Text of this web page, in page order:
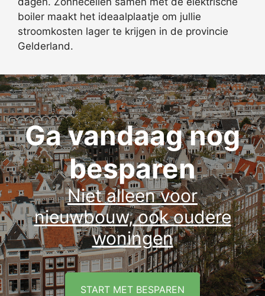
boiler maakt het ideaalplaatje om jullie
stroomkosten lager te krijgen in de provincie
Gelderland.
Ga vandaag nog
besparen
Niet alleen voor
nieuwbouw, ook oudere
woningen
START MET BESPAREN